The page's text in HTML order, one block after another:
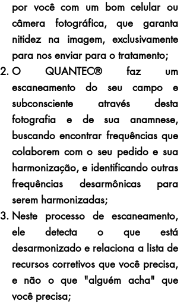
por você com um bom celular ou
câmera fotográfica, que garanta
nitidez na imagem, exclusivamente
para nos enviar para o tratamento;
O QUANTEC®faz um
escaneamento do seu campo e
subconsciente através desta
fotografia e de sua anamnese,
buscando encontrar frequências que
colaborem com o seu pedido e sua
harmonização, e identificando outras
frequências desarmônicas para
serem harmonizadas;
Neste processo de escaneamento,
ele detecta o que está
desarmonizado e relaciona a lista de
recursos corretivos que você precisa,
e não o que "alguém acha" que
você precisa;